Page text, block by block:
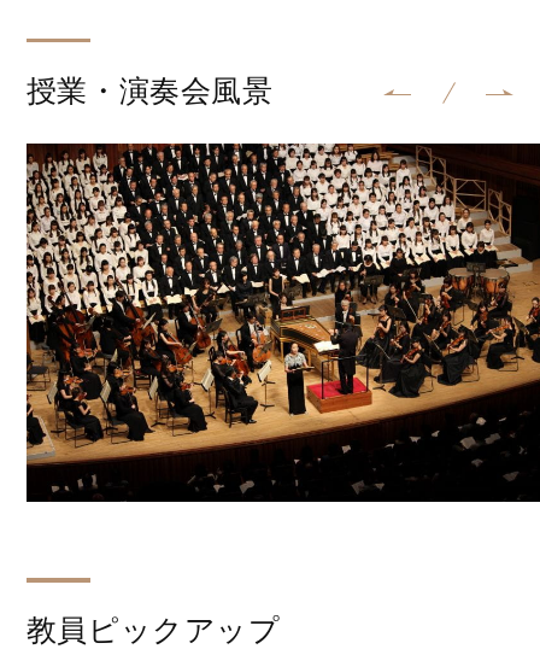
授業・演奏会風景
教員ピックアップ